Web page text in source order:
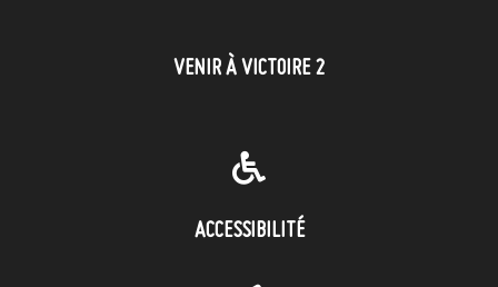
VENIR À VICTOIRE 2
ACCESSIBILITÉ